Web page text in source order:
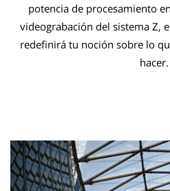
potencia de procesamiento
videograbación del sistema Z,
redefinirá tu noción sobre lo
hacer.